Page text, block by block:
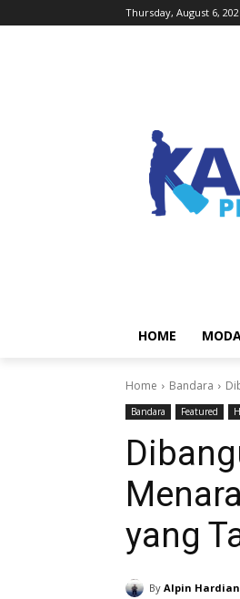
Thursday, August 6,
HOME
Home Bandara
Bandara Featured
yang
By Alpin